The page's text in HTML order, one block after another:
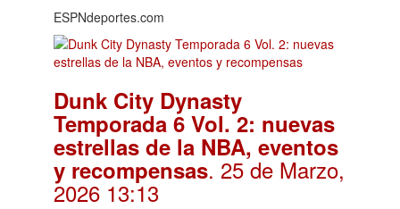
ESPNdeportes.com
Dunk City Dynasty
Temporada 6 Vol. 2: nuevas
estrellas de la NBA, eventos
y recompensas. 25 de Marzo,
2026 13:13